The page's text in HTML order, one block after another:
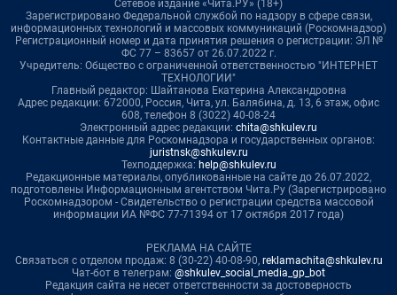
Сетевое издание «Чита.РУ» (18+)
Зарегистрировано Федеральной службой по надзору в сфере связи,
информационных технологий и массовых коммуникаций (Роскомнадзор)
Регистрационный номер и дата принятия решения о регистрации: ЭЛ №
ФС 77 – 83657 от 26.07.2022 г.
Учредитель: Общество с ограниченной ответственностью "ИНТЕРНЕТ
ТЕХНОЛОГИИ"
Главный редактор: Шайтанова Екатерина Александровна
Адрес редакции: 672000, Россия, Чита, ул. Балябина, д. 13, 6 этаж, офис
608, телефон 8 (3022) 40-08-24
Электронный адрес редакции: chita@shkulev.ru
Контактные данные для Роскомнадзора и государственных органов:
juristnsk@shkulev.ru
Техподдержка: help@shkulev.ru
Редакционные материалы, опубликованные на сайте до 26.07.2022,
подготовлены Информационным агентством Чита.Ру (Зарегистрировано
Роскомнадзором - Свидетельство о регистрации средства массовой
информации ИА №ФС 77-71394 от 17 октября 2017 года)
РЕКЛАМА НА САЙТЕ
Связаться с отделом продаж: 8 (30-22) 40-08-90, reklamachita@shkulev.ru
Чат-бот в телеграм: @shkulev_social_media_gp_bot
Редакция сайта не несет ответственности за достоверность